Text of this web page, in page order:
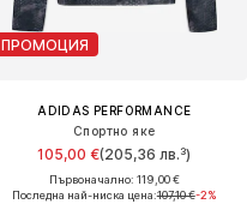
ПРОМОЦИЯ
ADIDAS PERFORMANCE
Спортно яке
105,00 €(205,36 лв.³)
Първоначално: 119,00 €
Последна най-ниска цена:107,10 €-2%